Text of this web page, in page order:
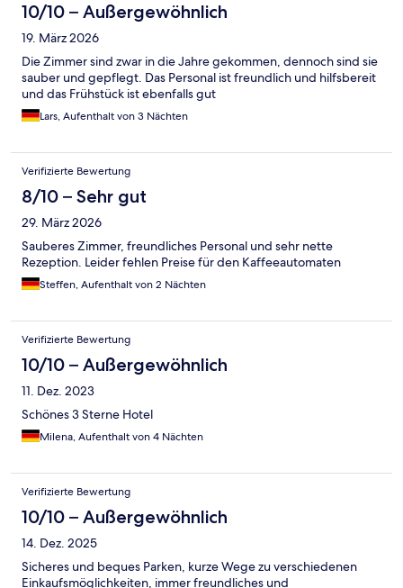
10/10 – Außergewöhnlich
19. März 2026
Die Zimmer sind zwar in die Jahre gekommen, dennoch sind sie
sauber und gepflegt. Das Personal ist freundlich und hilfsbereit
und das Frühstück ist ebenfalls gut
Lars, Aufenthalt von 3 Nächten
Verifizierte Bewertung
8/10 – Sehr gut
29. März 2026
Sauberes Zimmer, freundliches Personal und sehr nette
Rezeption. Leider fehlen Preise für den Kaffeeautomaten
Steffen, Aufenthalt von 2 Nächten
Verifizierte Bewertung
10/10 – Außergewöhnlich
11. Dez. 2023
Schönes 3 Sterne Hotel
Milena, Aufenthalt von 4 Nächten
Verifizierte Bewertung
10/10 – Außergewöhnlich
14. Dez. 2025
Sicheres und beques Parken, kurze Wege zu verschiedenen
Einkaufsmöglichkeiten, immer freundliches und